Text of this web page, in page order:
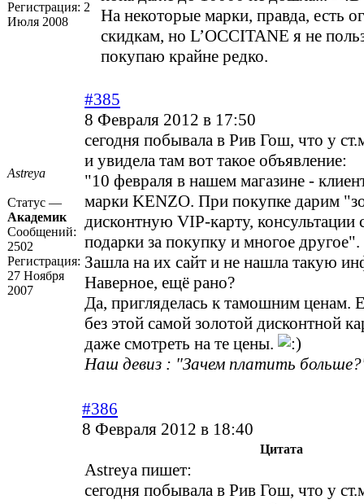
Регистрация: 2
Июля 2008
На некоторые марки, правда, есть
скидкам, но L’OCCITANE я не
покупаю крайне редко.
Astreya
Статус —
Академик
Сообщений:
2502
Регистрация:
27 Ноября
2007
#385
8 Февраля 2012 в 17:50
сегодня побывала в Рив Гош, что у
и увидела там вот такое объявление:
"10 февраля в нашем магазине -
марки KENZO. При покупке дарим
дисконтную VIP-карту, консультации
подарки за покупку и многое другое".
Зашла на их сайт и не нашла такую
Наверное, ещё рано?
Да, пригляделась к тамошним ценам.
без этой самой золотой дисконтной
даже смотреть на те цены.
Наш девиз : "Зачем платить
#386
8 Февраля 2012 в 18:40
Цитата
Astreya пишет:
сегодня побывала в Рив Гош, что у